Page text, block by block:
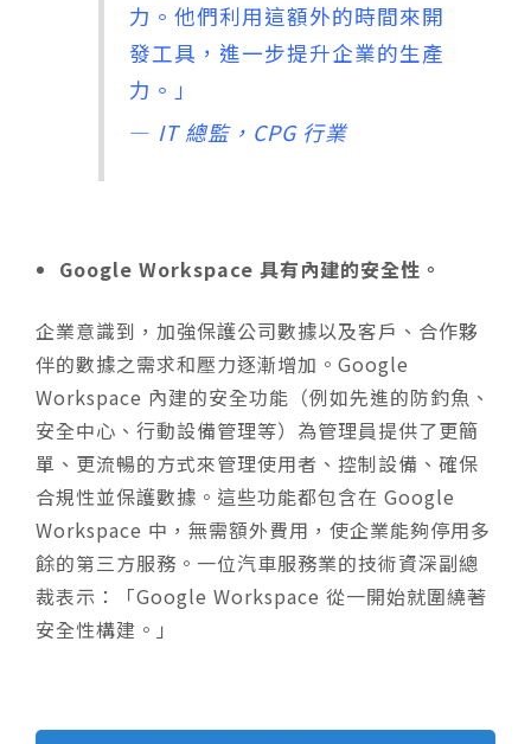
力。他們利用這額外的時間來開
發工具，進一步提升企業的生產
力。」
— IT 總監，CPG 行業
Google Workspace 具有內建的安全性。
企業意識到，加強保護公司數據以及客戶、合作夥
伴的數據之需求和壓力逐漸增加。Google
Workspace 內建的安全功能（例如先進的防釣魚、
安全中心、行動設備管理等）為管理員提供了更簡
單、更流暢的方式來管理使用者、控制設備、確保
合規性並保護數據。這些功能都包含在 Google
Workspace 中，無需額外費用，使企業能夠停用多
餘的第三方服務。一位汽車服務業的技術資深副總
裁表示：「Google Workspace 從一開始就圍繞著
安全性構建。」